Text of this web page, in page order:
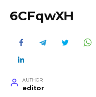
6CFqwXH
AUTHOR
editor